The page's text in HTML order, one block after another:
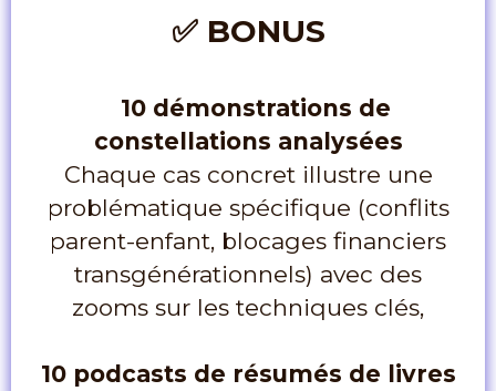
✅BONUS
10 démonstrations de
constellations analysées
Chaque cas concret illustre une
problématique spécifique (conflits
parent-enfant, blocages financiers
transgénérationnels) avec des
zooms sur les techniques clés,
10 podcasts de résumés de livres